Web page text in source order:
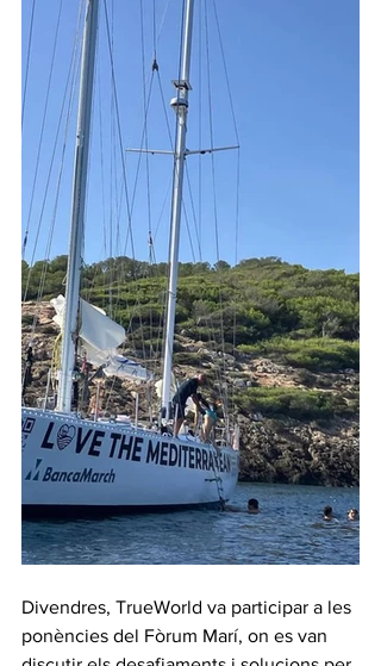
Divendres, TrueWorld va participar a les
ponències del Fòrum Marí, on es van